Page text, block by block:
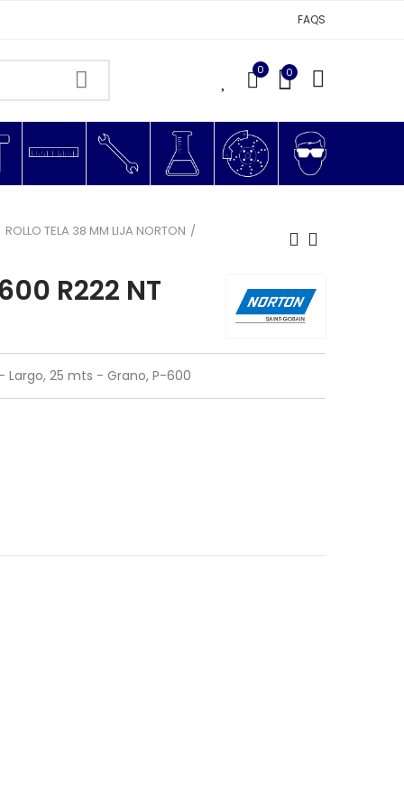
FAQS
0 0
ROLLO TELA 38 MM LIJA NORTON
R222 NT
Largo, 25 mts - Grano, P-600